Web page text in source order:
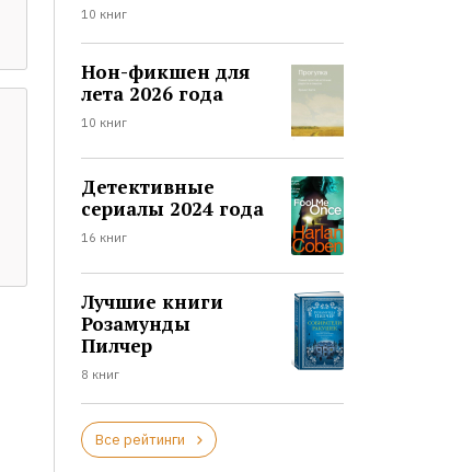
10 книг
Нон-фикшен для
лета 2026 года
10 книг
Детективные
сериалы 2024 года
16 книг
Лучшие книги
Розамунды
Пилчер
8 книг
Все рейтинги